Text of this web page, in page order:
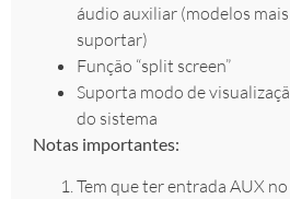
áudio auxiliar (modelos
suportar)
Função “split screen”
Suporta modo de
do sistema
Notas importantes:
Tem que ter entrada AUX